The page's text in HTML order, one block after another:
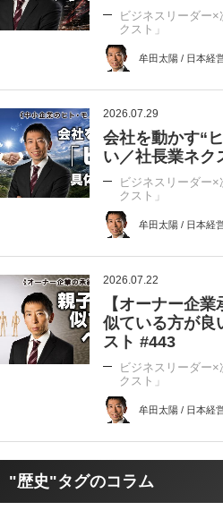
ビジネスリーダー
クスト」
牟田太陽 / 日本経
2026.07.29
会社を動かす“
い／社長業ネク
ビジネスリーダー
クスト」
牟田太陽 / 日本経
2026.07.22
【オーナー企
似ている方が良
スト #443
ビジネスリーダー
クスト」
牟田太陽 / 日本経
"歴史"タグのコラム